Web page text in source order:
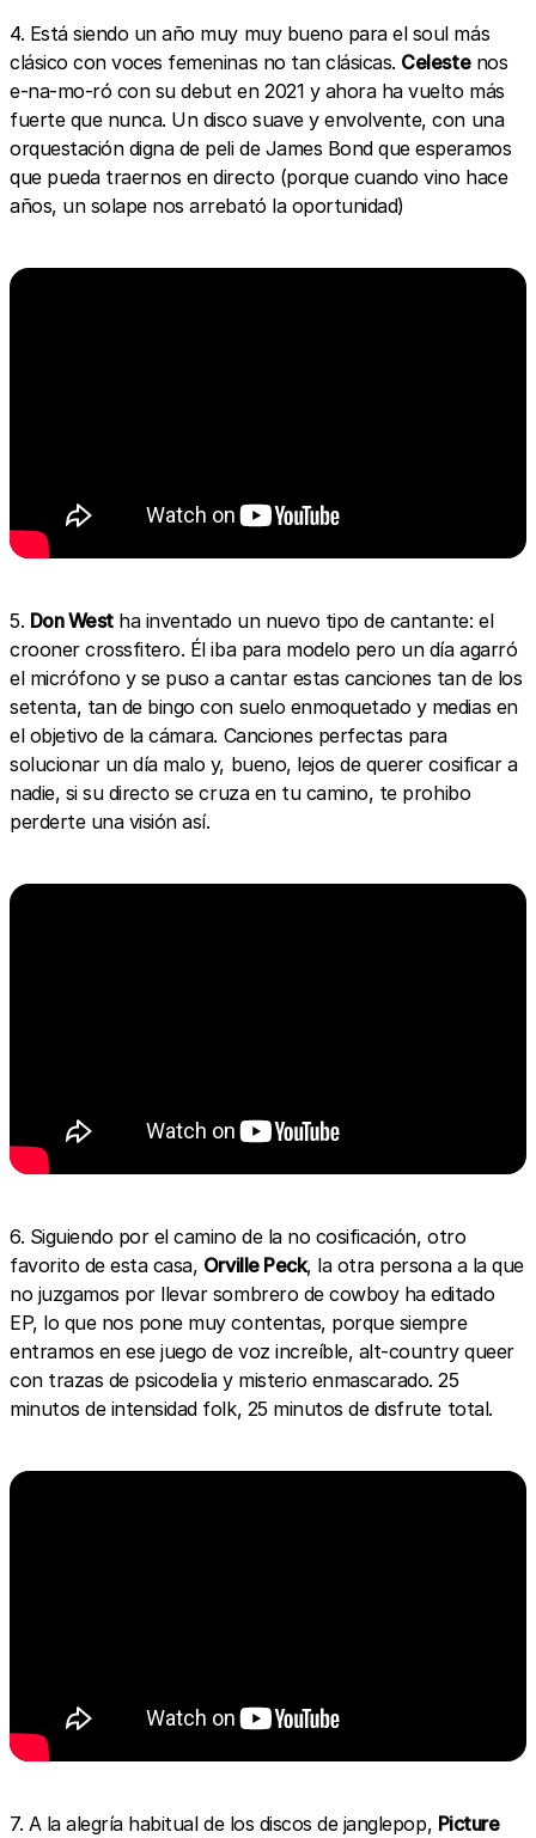
4. Está siendo un año muy muy bueno para el soul más
clásico con voces femeninas no tan clásicas. Celestenos
e-na-mo-ró con su debut en 2021 y ahora ha vuelto más
fuerte que nunca. Un disco suave y envolvente, con una
orquestación digna de peli de James Bond que esperamos
que pueda traernos en directo (porque cuando vino hace
años, un solape nos arrebató la oportunidad)
5. Don Westha inventado un nuevo tipo de cantante: el
crooner crossfitero. Él iba para modelo pero un día agarró
el micrófono y se puso a cantar estas canciones tan de los
setenta, tan de bingo con suelo enmoquetado y medias en
el objetivo de la cámara. Canciones perfectas para
solucionar un día malo y, bueno, lejos de querer cosificar a
nadie, si su directo se cruza en tu camino, te prohibo
perderte una visión así.
6. Siguiendo por el camino de la no cosificación, otro
favorito de esta casa, Orville Peck, la otra persona a la que
no juzgamos por llevar sombrero de cowboy ha editado
EP, lo que nos pone muy contentas, porque siempre
entramos en ese juego de voz increíble, alt-country queer
con trazas de psicodelia y misterio enmascarado. 25
minutos de intensidad folk, 25 minutos de disfrute total.
7. A la alegría habitual de los discos de janglepop, Picture